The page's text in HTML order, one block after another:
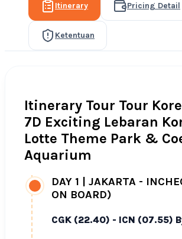
Itinerary Pricing Detail
Ketentuan
Itinerary Tour Tour
7D Exciting Lebaran
Lotte Theme Park &
Aquarium
DAY 1 | JAKARTA -
ON BOARD)
CGK (22.40) - ICN (07.55)